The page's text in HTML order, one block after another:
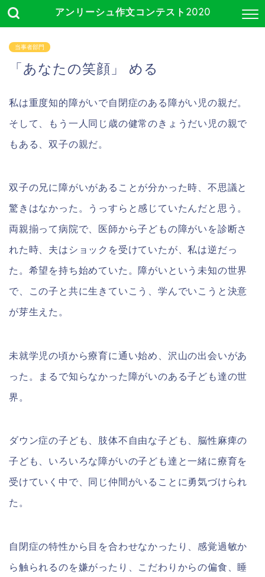
アンリーシュ作文コンテスト2020
当事者部門
「あなたの笑顔」 める
私は重度知的障がいで自閉症のある障がい児の親だ。
そして、もう一人同じ歳の健常のきょうだい児の親で
もある、双子の親だ。
双子の兄に障がいがあることが分かった時、不思議と
驚きはなかった。うっすらと感じていたんだと思う。
両親揃って病院で、医師から子どもの障がいを診断さ
れた時、夫はショックを受けていたが、私は逆だっ
た。希望を持ち始めていた。障がいという未知の世界
で、この子と共に生きていこう、学んでいこうと決意
が芽生えた。
未就学児の頃から療育に通い始め、沢山の出会いがあ
った。まるで知らなかった障がいのある子ども達の世
界。
ダウン症の子ども、肢体不自由な子ども、脳性麻痺の
子ども、いろいろな障がいの子ども達と一緒に療育を
受けていく中で、同じ仲間がいることに勇気づけられ
た。
自閉症の特性から目を合わせなかったり、感覚過敏か
ら触られるのを嫌がったり、こだわりからの偏食、睡